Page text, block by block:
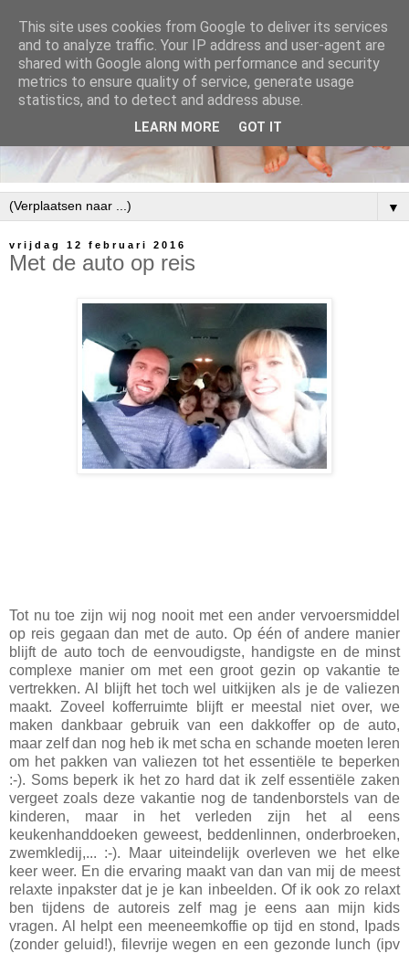
▼
vrijdag 12 februari 2016
Met de auto op reis
Tot nu toe zijn wij nog nooit met een ander vervoersmiddel
op reis gegaan dan met de auto. Op één of andere manier
blijft de auto toch de eenvoudigste, handigste en de minst
complexe manier om met een groot gezin op vakantie te
vertrekken. Al blijft het toch wel uitkijken als je de valiezen
maakt. Zoveel kofferruimte blijft er meestal niet over, we
maken dankbaar gebruik van een dakkoffer op de auto,
maar zelf dan nog heb ik met scha en schande moeten leren
om het pakken van valiezen tot het essentiële te beperken
:-). Soms beperk ik het zo hard dat ik zelf essentiële zaken
vergeet zoals deze vakantie nog de tandenborstels van de
kinderen, maar in het verleden zijn het al eens
keukenhanddoeken geweest, beddenlinnen, onderbroeken,
zwemkledij,... :-). Maar uiteindelijk overleven we het elke
keer weer. En die ervaring maakt van dan van mij de meest
relaxte inpakster dat je je kan inbeelden. Of ik ook zo relaxt
ben tijdens de autoreis zelf mag je eens aan mijn kids
vragen. Al helpt een meeneemkoffie op tijd en stond, Ipads
(zonder geluid!), filevrije wegen en een gezonde lunch (ipv
This site uses cookies from Google to deliver its services
and to analyze traffic. Your IP address and user-agent are
shared with Google along with performance and security
metrics to ensure quality of service, generate usage
statistics, and to detect and address abuse.
LEARN MORE GOT IT